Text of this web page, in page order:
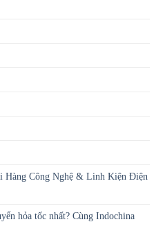
Công Nghệ & Linh Kiện Điện
hỏa tốc nhất? Cùng Indochina